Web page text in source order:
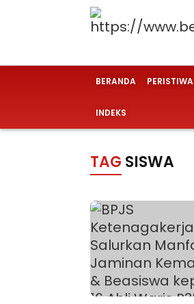
BERANDA PERISTIWA
INDEKS
TAG SISWA